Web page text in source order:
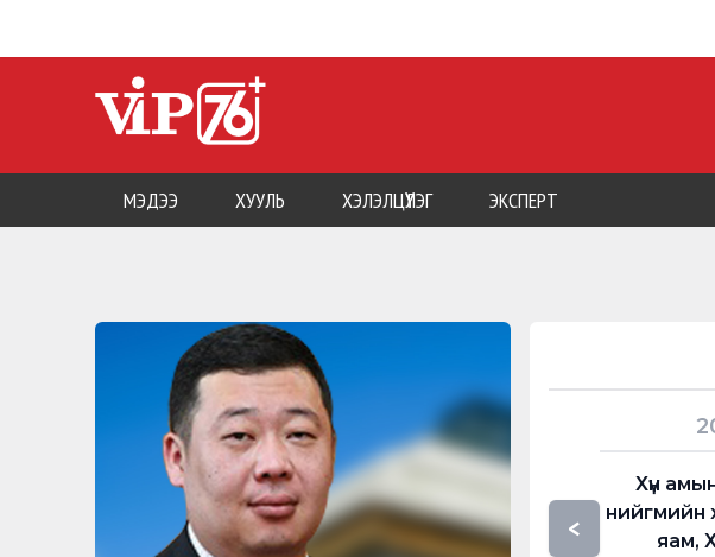
МЭДЭЭ ХУУЛЬ ХЭЛЭЛЦҮҮЛЭГ ЭКСПЕРТ
<
Хүн
нийгмийн
яам,